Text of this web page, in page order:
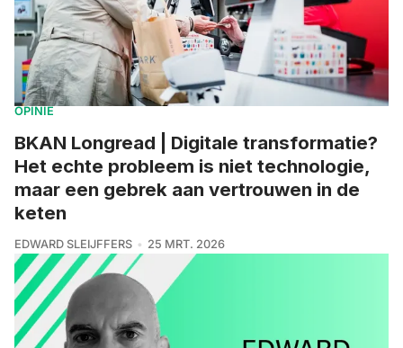
OPINIE
BKAN Longread | Digitale transformatie?
Het echte probleem is niet technologie,
maar een gebrek aan vertrouwen in de
keten
EDWARD SLEIJFFERS 25 MRT. 2026